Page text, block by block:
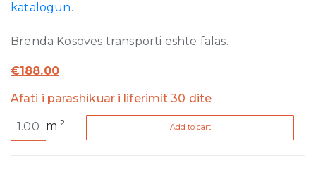
katalogun.
Brenda Kosovës transporti është falas.
€188.00
Afati i parashikuar i liferimit 30 ditë
Margherita
m2 Add to cart